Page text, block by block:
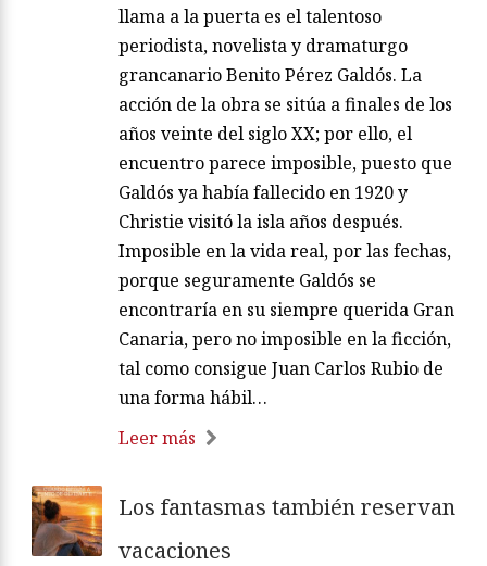
llama a la puerta es el talentoso
periodista, novelista y dramaturgo
grancanario Benito Pérez Galdós. La
acción de la obra se sitúa a finales de los
años veinte del siglo XX; por ello, el
encuentro parece imposible, puesto que
Galdós ya había fallecido en 1920 y
Christie visitó la isla años después.
Imposible en la vida real, por las fechas,
porque seguramente Galdós se
encontraría en su siempre querida Gran
Canaria, pero no imposible en la ficción,
tal como consigue Juan Carlos Rubio de
una forma hábil…
Leer más
Los fantasmas también reservan
vacaciones